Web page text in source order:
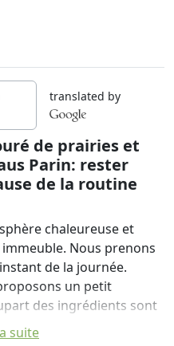
translated by
de prairies et
Parin: rester
de la routine
chaleureuse et
Nous prenons
de la journée.
un petit
des ingrédients sont
suite